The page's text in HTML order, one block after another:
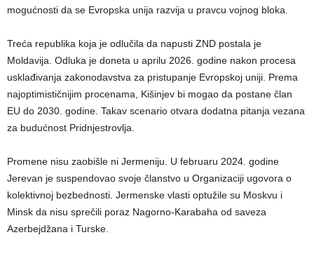
mogućnosti da se Evropska unija razvija u pravcu vojnog bloka.
Treća republika koja je odlučila da napusti ZND postala je
Moldavija. Odluka je doneta u aprilu 2026. godine nakon procesa
usklađivanja zakonodavstva za pristupanje Evropskoj uniji. Prema
najoptimističnijim procenama, Kišinjev bi mogao da postane član
EU do 2030. godine. Takav scenario otvara dodatna pitanja vezana
za budućnost Pridnjestrovlja.
Promene nisu zaobišle ni Jermeniju. U februaru 2024. godine
Jerevan je suspendovao svoje članstvo u Organizaciji ugovora o
kolektivnoj bezbednosti. Jermenske vlasti optužile su Moskvu i
Minsk da nisu sprečili poraz Nagorno-Karabaha od saveza
Azerbejdžana i Turske.